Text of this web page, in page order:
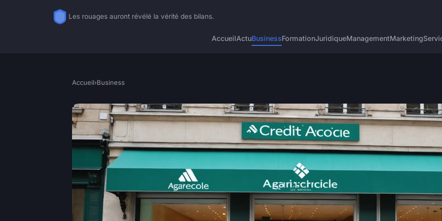
Les rouages auront révélé la vérité des bilans.
AccueilActuBusinessFormationJuridiqueManagementMarketing
Accueil›Business